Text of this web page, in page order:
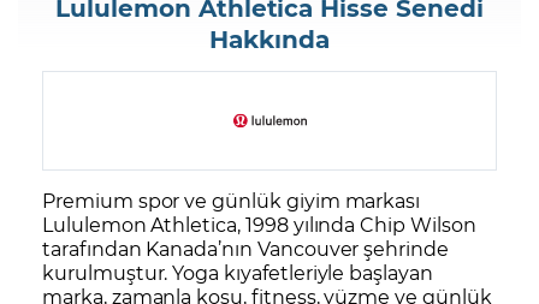
Lululemon Athletica Hisse Senedi
Hakkında
Premium spor ve günlük giyim markası
Lululemon Athletica, 1998 yılında Chip Wilson
tarafından Kanada’nın Vancouver şehrinde
kurulmuştur. Yoga kıyafetleriyle başlayan
marka, zamanla koşu, fitness, yüzme ve günlük